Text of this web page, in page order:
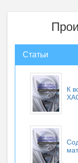
Статьи
К